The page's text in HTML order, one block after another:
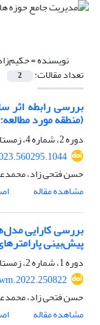
نویسنده =
تعداد مقالات: 2
بررسی رابطه اثر
(منطقه مورد
دوره 2، شماره 4، زمستان 1401، صفحه
حسن فتحی زاد،
مشاهده مقاله
بررسی کارایی
پیش‌بینی
دوره 1، شماره 2، زمستان 1400، صفحه
حسن فتحی زاد،
مشاهده مقاله